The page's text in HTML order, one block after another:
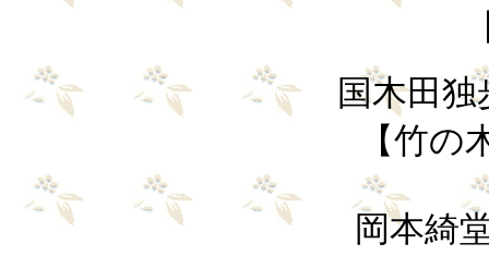
国木田独
【竹の
岡本綺